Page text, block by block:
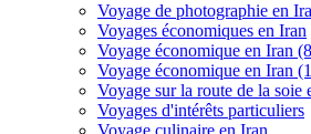
Voyage de photographie en
Voyages économiques en Iran
Voyage économique en Iran
Voyage économique en Iran
Voyage sur la route de la soie
Voyages d'intérêts particuliers